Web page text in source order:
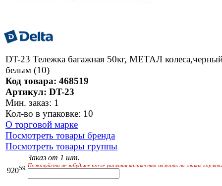
DT-23 Тележка багажная 50кг, МЕТАЛ
белым (10)
Код товара: 468519
Артикул: DT-23
Мин. заказ: 1
Кол-во в упаковке: 10
О торговой марке
Посмотреть товары бренда
Посмотреть товары группы
92059
Заказ от 1 шт.
Пожалуйста не забудьте после указания количества нажать на значок